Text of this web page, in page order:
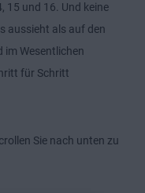
15 und 16. Und keine
aussieht als auf den
im Wesentlichen
für Schritt
Sie nach unten zu